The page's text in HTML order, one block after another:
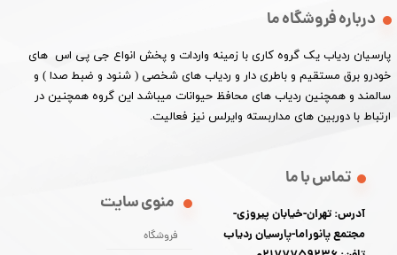
درباره فروشگاه ما
پارسیان ردیاب یک گروه کاری با زمینه واردات و پخش انواع جی پی اس های
خودرو برق مستقیم و باطری دار و ردیاب های شخصی ( شنود و ضبط صدا ) و
سالمند و همچنین ردیاب های محافظ حیوانات میباشد این گروه همچنین در
ارتباط با دوربین های مداربسته وایرلس نیز فعالیت.​​​​​​​
منوی سایت
فروشگاه
تماس با ما
آدرس: تهران-خیابان پیروزی-
مجتمع پانوراما-پارسیان ردیاب